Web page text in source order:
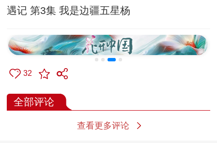
遇记 第3集 我是边疆五星杨
32
全部评论
查看更多评论